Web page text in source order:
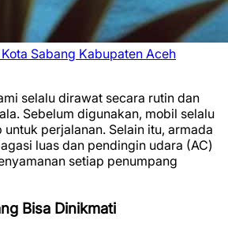
Sabang Kabupaten Aceh
selalu dirawat secara rutin dan
Sebelum digunakan, mobil selalu
perjalanan. Selain itu, armada
luas dan pendingin udara (AC)
setiap penumpang
Bisa Dinikmati